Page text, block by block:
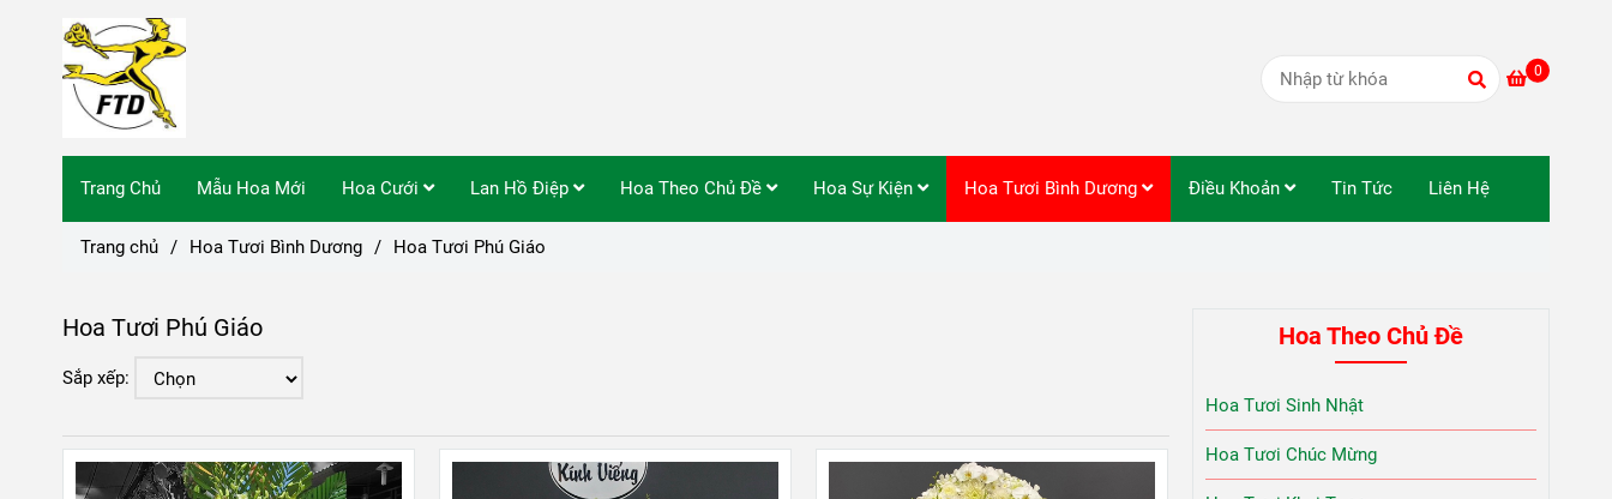
0
Trang Chủ Mẫu Hoa Mới Hoa Cưới Lan Hồ Điệp Hoa Theo Chủ Đề Hoa Sự Kiện Hoa Tươi Bình Dương Điều Khoản Tin Tức Liên Hệ
Trang chủ / Hoa Tươi Bình Dương / Hoa Tươi Phú Giáo
Hoa Tươi Phú Giáo
Sắp xếp:
Hoa Theo Chủ Đề
Hoa Tươi Sinh Nhật
Hoa Tươi Chúc Mừng